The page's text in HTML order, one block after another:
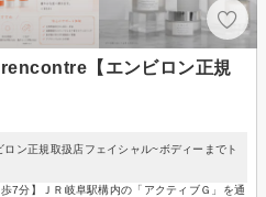
【エンビロン正規
ン正規取扱店フェイシャル~ボディーまでト
7分】ＪＲ岐阜駅構内の「アクティブＧ」を通